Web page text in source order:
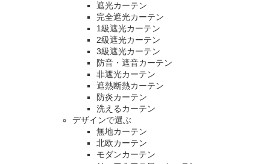
遮光カーテン
完全遮光カーテン
1級遮光カーテン
2級遮光カーテン
3級遮光カーテン
防音・遮音カーテン
非遮光カーテン
遮熱断熱カーテン
防炎カーテン
洗えるカーテン
デザインで選ぶ
無地カーテン
北欧カーテン
モダンカーテン